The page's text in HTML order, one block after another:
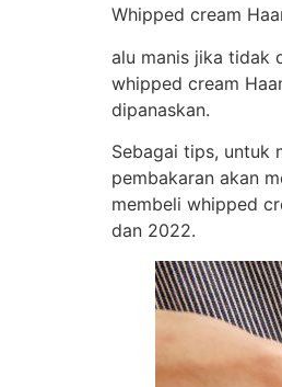
Whipped cream
alu manis jika tidak
whipped cream
dipanaskan.
Sebagai tips, untuk
pembakaran akan
membeli whipped
dan 2022.